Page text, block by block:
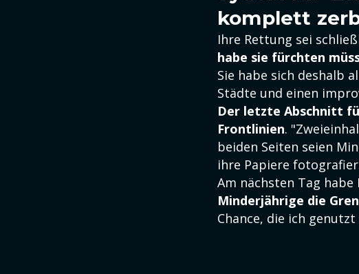
komplett
Ihre Rettung sei
habe sie fürchten
Sie habe sich deshalb
Städte und einen
Der letzte Abschnitt
Frontlinien.
beiden Seiten seien
ihre Papiere
Am nächsten Tag
Minderjährige die
Chance, die ich